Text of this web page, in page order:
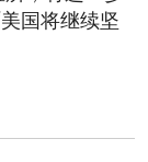
国将继续坚